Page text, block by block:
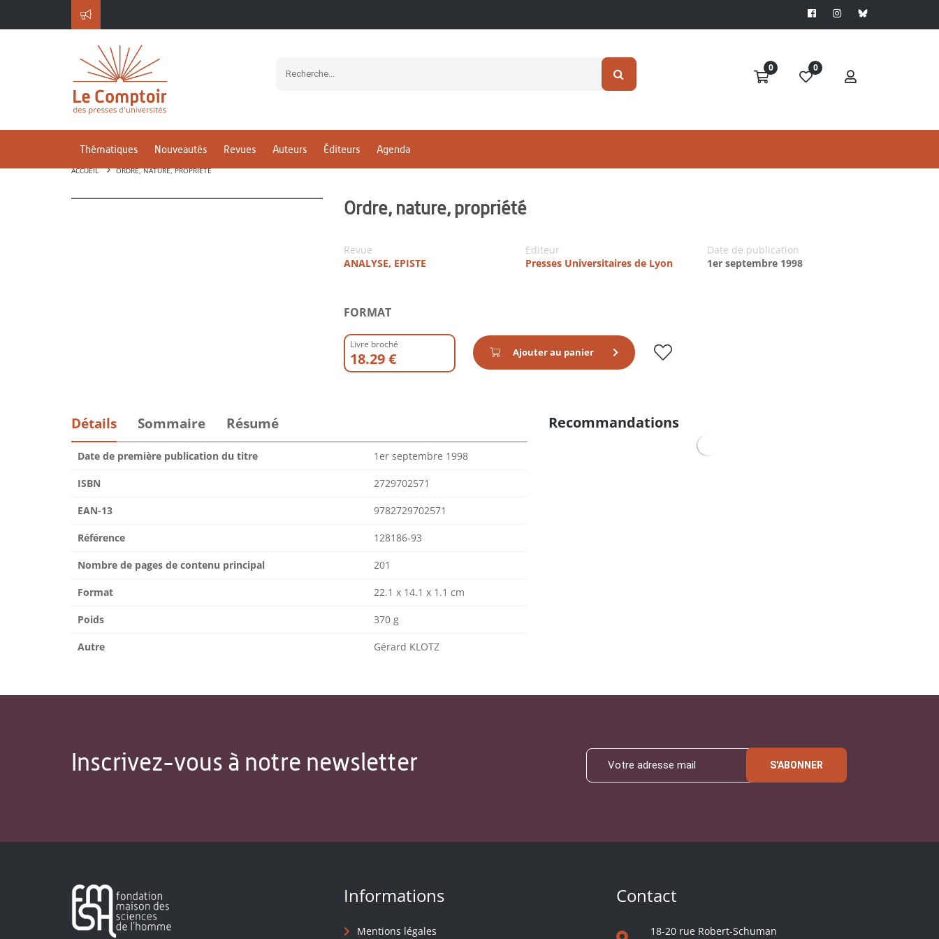
0 0
Thématiques Nouveautés Revues Auteurs Éditeurs Agenda
ACCUEIL ORDRE, NATURE, PROPRIÉTÉ
Ordre, nature, propriété
Revue
ANALYSE, EPISTE
Editeur
Presses Universitaires de Lyon
Date de publication
1er septembre 1998
FORMAT
Livre broché
18.29 € Ajouter au panier
Détails Sommaire Résumé
Date de première publication du titre 1er septembre 1998
ISBN 2729702571
EAN-13 9782729702571
Référence 128186-93
Nombre de pages de contenu principal 201
Format 22.1 x 14.1 x 1.1 cm
Poids 370 g
Autre Gérard KLOTZ
Recommandations
Inscrivez-vous à notre newsletter S'ABONNER
Informations
Mentions légales
Contact
18-20 rue Robert-Schuman